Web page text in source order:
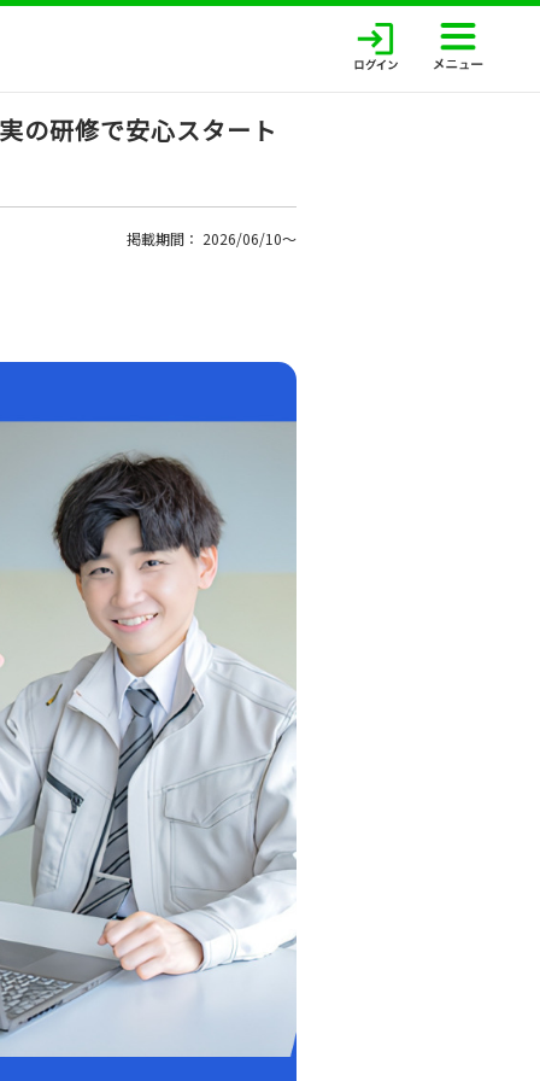
の研修で安心スタート
掲載期間： 2026/06/10〜